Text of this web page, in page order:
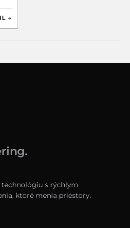
→
technológiu s rýchlym
ktoré menia priestory.